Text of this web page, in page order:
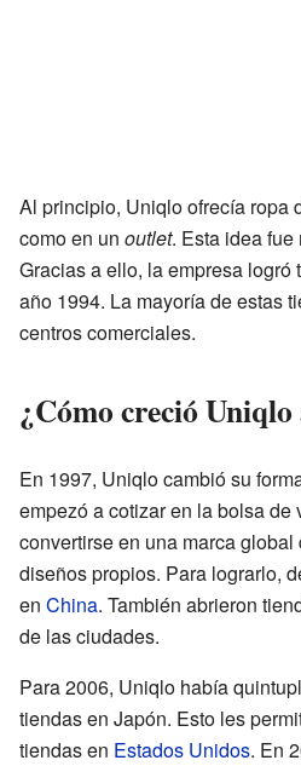
Al principio, Uniqlo ofrecía ropa
como en un outlet. Esta idea
Gracias a ello, la empresa logró
año 1994. La mayoría de estas
centros comerciales.
¿Cómo creció
En 1997, Uniqlo cambió su
empezó a cotizar en la bolsa de
convertirse en una marca
diseños propios. Para lograrlo,
en China. También abrieron
de las ciudades.
Para 2006, Uniqlo había
tiendas en Japón. Esto les
tiendas en Estados Unidos. En